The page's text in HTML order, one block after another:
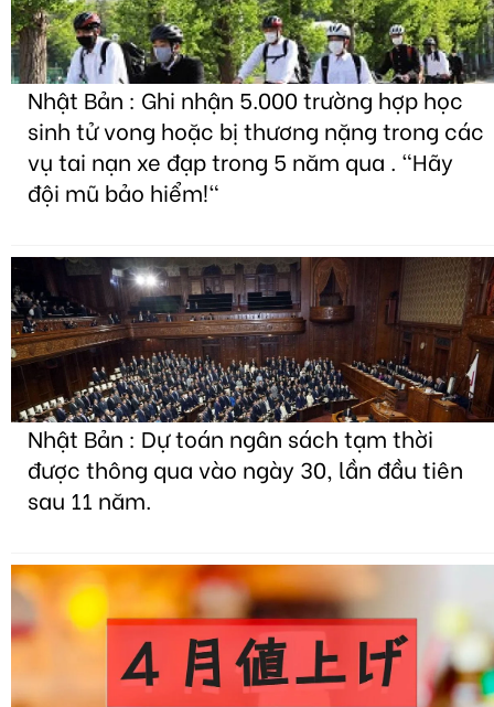
Nhật Bản : Ghi nhận 5.000 trường hợp học
sinh tử vong hoặc bị thương nặng trong các
vụ tai nạn xe đạp trong 5 năm qua . "Hãy
đội mũ bảo hiểm!"
Nhật Bản : Dự toán ngân sách tạm thời
được thông qua vào ngày 30, lần đầu tiên
sau 11 năm.